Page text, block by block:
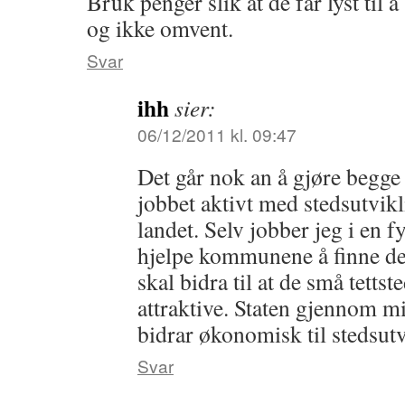
og ikke omvent.
Svar
ihhsier:
06/12/2011 kl. 09:47
Det går nok an å gjøre
jobbet aktivt med
landet. Selv jobber jeg i en
hjelpe kommunene å finne
skal bidra til at de små
attraktive. Staten gjennom
bidrar økonomisk til
Svar